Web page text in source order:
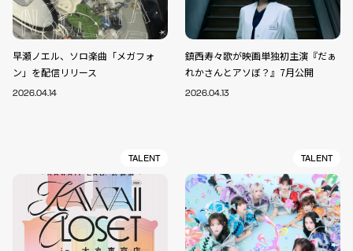
早瀬ノエル、ソロ楽曲「メガフォ
ン」を配信リリース
2026.04.14
鎮西寿々歌が映画単独初主演『だぁ
れかさんとアソぼ？』7月公開
2026.04.13
TALENT TALENT